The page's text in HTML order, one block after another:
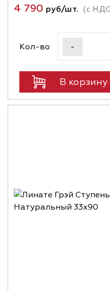
4 790 руб/шт. (с
Кол-во -
В корзину